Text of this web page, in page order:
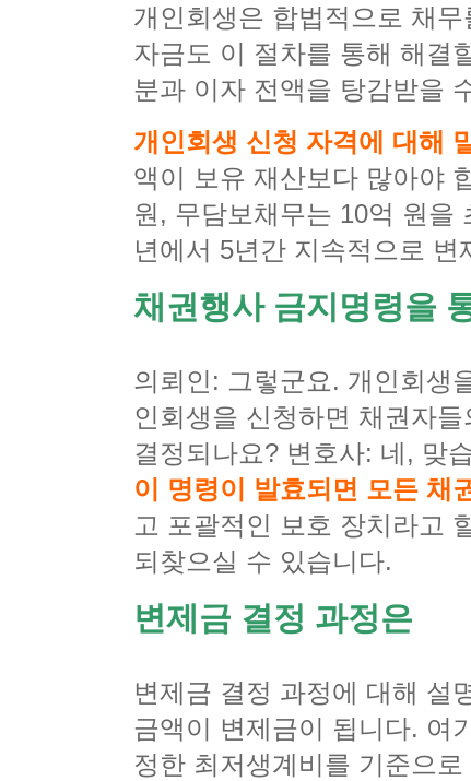
개인회생은 합법적으로 채
자금도 이 절차를 통해 해결
분과 이자 전액을 탕감받을
개인회생 신청 자격에 대해
액이 보유 재산보다 많아야
원, 무담보채무는 10억 원을
년에서 5년간 지속적으로
채권행사 금지명령을
의뢰인: 그렇군요. 개인회생
인회생을 신청하면 채권자
결정되나요? 변호사: 네, 맞
이 명령이 발효되면 모든 채
고 포괄적인 보호 장치라고
되찾으실 수 있습니다.
변제금 결정 과정은
변제금 결정 과정에 대해 설
금액이 변제금이 됩니다. 여
정한 최저생계비를 기준으